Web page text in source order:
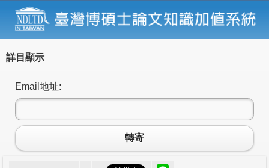
詳目顯示
Email地址:
轉寄